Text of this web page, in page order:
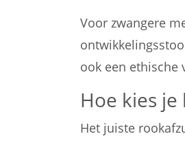
Voor zwangere
ook een ethische
Hoe kies
Het juiste